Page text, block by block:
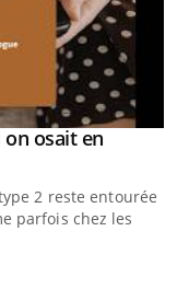
osait en
2 reste entourée
parfois chez les